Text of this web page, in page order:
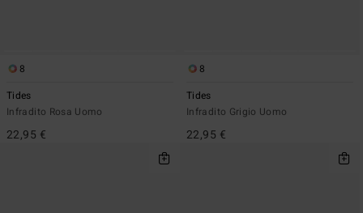
8
Tides
Infradito Rosa Uomo
22,95 €
8
Tides
Infradito Grigio Uomo
22,95 €